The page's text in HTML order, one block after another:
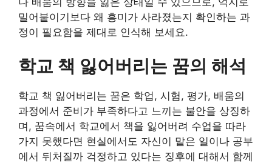
밀어붙이기보다 왜 흥미가 사라졌는지 확인하는 과
정이 필요함을 제대로 인식해 보세요.
학교 책 잃어버리는 꿈의 해석
학교 책 잃어버리는 꿈은 학업, 시험, 평가, 배움의
과정에서 준비가 부족하다고 느끼는 불안을 상징하
며, 꿈속에서 학교에서 책을 잃어버려 수업을 따라
가지 못했다면 현실에서도 자신이 맡은 일이나 공부
에서 뒤처질까 걱정하고 있다는 징후에 대해서 함께